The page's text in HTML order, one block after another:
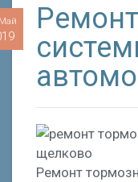
Ремонт